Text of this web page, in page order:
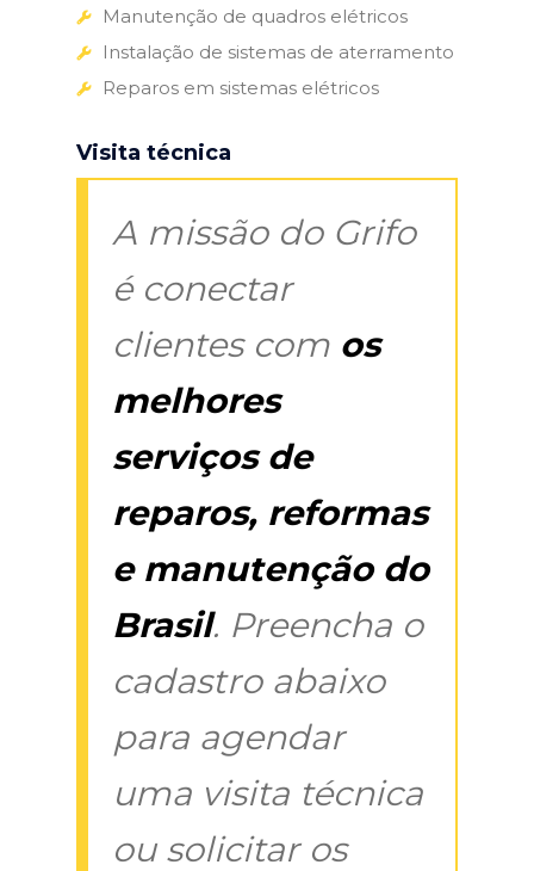
Manutenção de quadros elétricos
Instalação de sistemas de aterramento
Reparos em sistemas elétricos
Visita técnica
A missão do Grifo
é conectar
clientes com os
melhores
serviços de
reparos, reformas
e manutenção do
Brasil. Preencha o
cadastro abaixo
para agendar
uma visita técnica
ou solicitar os